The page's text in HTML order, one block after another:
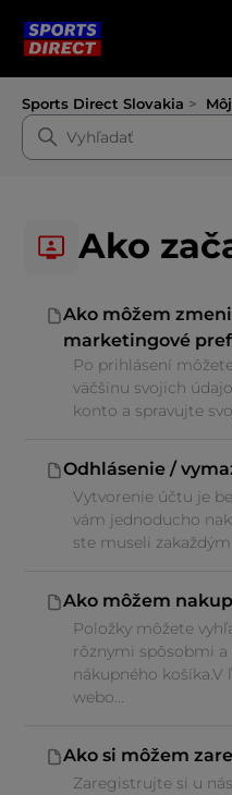
Sports Direct Slovakia
Ako
Ako môžem
marketingové
Po prihlásení
väčšinu svojich
konto a spravujte
Odhlásenie /
Vytvorenie účtu je
vám jednoducho
ste museli
Ako môžem
Položky môžete
rôznymi spôsobmi
nákupného
webo...
Ako si môžem
Zaregistrujte si u